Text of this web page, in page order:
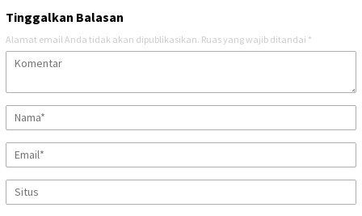
Tinggalkan Balasan
Alamat email Anda tidak akan dipublikasikan. Ruas yang wajib ditandai *